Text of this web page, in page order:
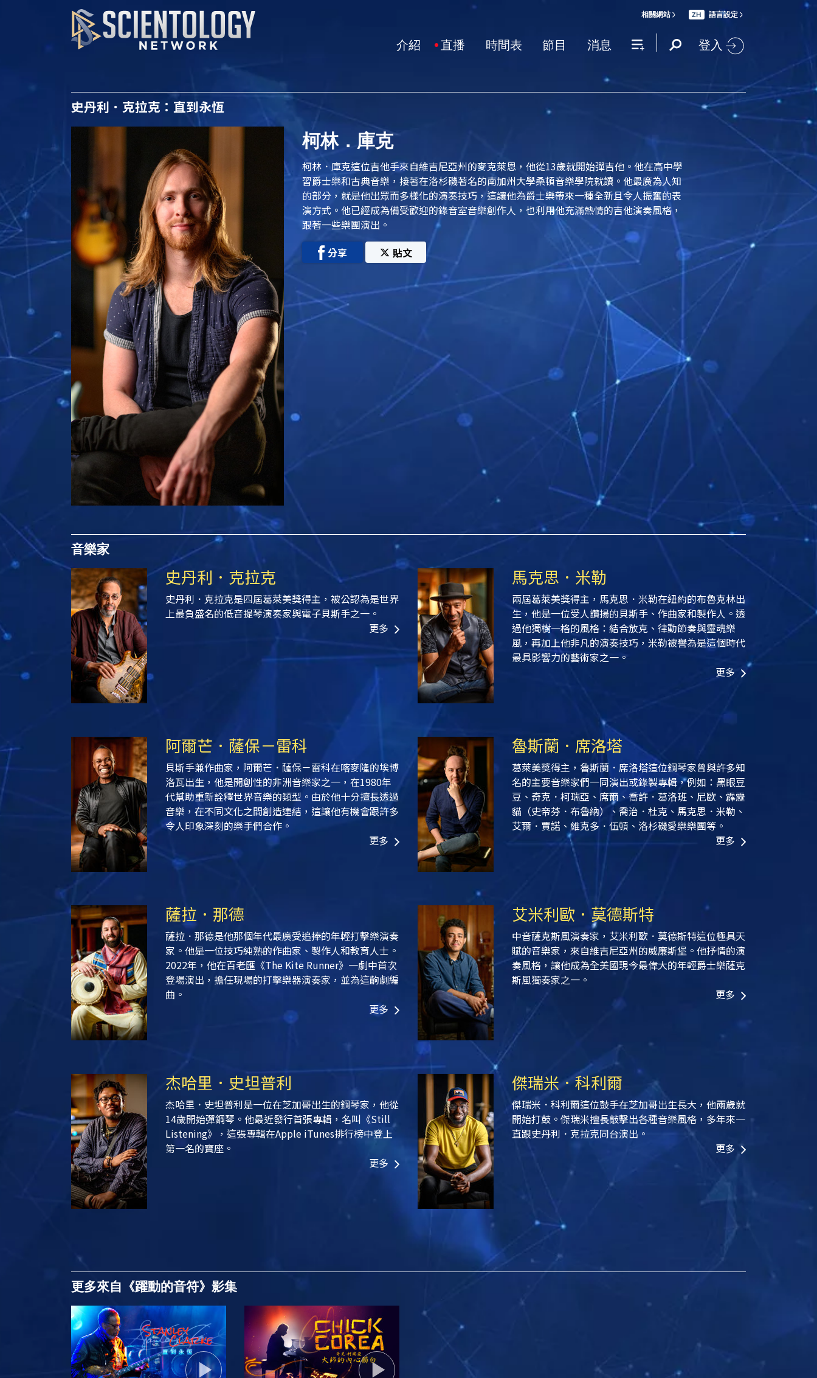
相關網站 ZH 語言設定
介紹 直播 時間表 節目 消息 登入
史丹利．克拉克：直到永恆
柯林．庫克
柯林．庫克這位吉他手來自維吉尼亞州的麥克萊恩，他從13歲就開始彈吉他。他在高中學
習爵士樂和古典音樂，接著在洛杉磯著名的南加州大學桑頓音樂學院就讀。他最廣為人知
的部分，就是他出眾而多樣化的演奏技巧，這讓他為爵士樂帶來一種全新且令人振奮的表
演方式。他已經成為備受歡迎的錄音室音樂創作人，也利用他充滿熱情的吉他演奏風格，
跟著一些樂團演出。
分享
貼文
音樂家
史丹利．克拉克
史丹利．克拉克是四屆葛萊美獎得主，被公認為是世界
上最負盛名的低音提琴演奏家與電子貝斯手之一。
更多
馬克思．米勒
兩屆葛萊美獎得主，馬克思．米勒在紐約的布魯克林出
生，他是一位受人讚揚的貝斯手、作曲家和製作人。透
過他獨樹一格的風格：結合放克、律動節奏與靈魂樂
風，再加上他非凡的演奏技巧，米勒被譽為是這個時代
最具影響力的藝術家之一。
更多
阿爾芒．薩保－雷科
貝斯手兼作曲家，阿爾芒．薩保－雷科在喀麥隆的埃博
洛瓦出生，他是開創性的非洲音樂家之一，在1980年
代幫助重新詮釋世界音樂的類型。由於他十分擅長透過
音樂，在不同文化之間創造連結，這讓他有機會跟許多
令人印象深刻的樂手們合作。
更多
魯斯蘭．席洛塔
葛萊美獎得主，魯斯蘭．席洛塔這位鋼琴家曾與許多知
名的主要音樂家們一同演出或錄製專輯，例如：黑眼豆
豆、奇克．柯瑞亞、席爾、喬許．葛洛班、尼歐、霹靂
貓（史帝芬．布魯納）、喬治．杜克、馬克思．米勒、
艾爾．賈諾、維克多．伍頓、洛杉磯愛樂樂團等。
更多
薩拉．那德
薩拉．那德是他那個年代最廣受追捧的年輕打擊樂演奏
家。他是一位技巧純熟的作曲家、製作人和教育人士。
2022年，他在百老匯《The Kite Runner》 一劇中首次
登場演出，擔任現場的打擊樂器演奏家，並為這齣劇編
曲。
更多
艾米利歐．莫德斯特
中音薩克斯風演奏家，艾米利歐．莫德斯特這位極具天
賦的音樂家，來自維吉尼亞州的威廉斯堡。他抒情的演
奏風格，讓他成為全美國現今最偉大的年輕爵士樂薩克
斯風獨奏家之一。
更多
杰哈里．史坦普利
杰哈里．史坦普利是一位在芝加哥出生的鋼琴家，他從
14歲開始彈鋼琴。他最近發行首張專輯，名叫《Still
Listening》 ，這張專輯在Apple iTunes排行榜中登上
第一名的寶座。
更多
傑瑞米．科利爾
傑瑞米．科利爾這位鼓手在芝加哥出生長大，他兩歲就
開始打鼓。傑瑞米擅長敲擊出各種音樂風格，多年來一
直跟史丹利．克拉克同台演出。
更多
更多來自《躍動的音符》影集